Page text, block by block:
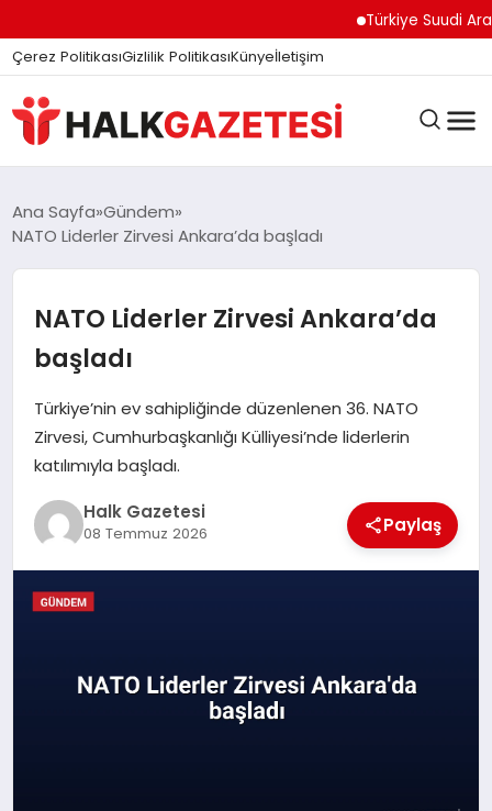
Türkiye Suudi
Çerez PolitikasıGizlilik PolitikasıKünyeİletişim
DÜNYA
EKONOMI
GÜNDEM
MAGAZIN
SAĞLIK
SIYASET
Ana Sayfa Gündem
NATO Liderler Zirvesi Ankara’da başladı
NATO Liderler Zirvesi Ankara’da
başladı
Türkiye’nin ev sahipliğinde düzenlenen 36. NATO
Zirvesi, Cumhurbaşkanlığı Külliyesi’nde liderlerin
katılımıyla başladı.
Halk Gazetesi
08 Temmuz 2026 Paylaş